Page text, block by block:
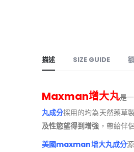
描述 SIZE GUIDE
Maxman增大丸是
丸成分採用的均為天然藥草
及性慾望得到增強 ，帶給伴
美國maxman增大丸成分